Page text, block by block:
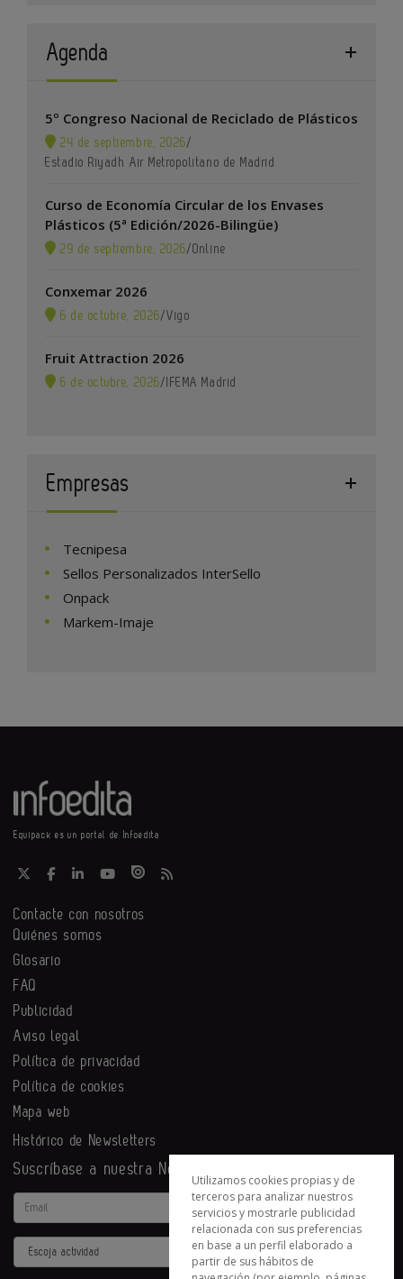
Agenda
5º Congreso Nacional de Reciclado de Plásticos
24 de septiembre, 2026/
Estadio Riyadh Air Metropolitano de Madrid
Curso de Economía Circular de los Envases
Plásticos (5ª Edición/2026-Bilingüe)
29 de septiembre, 2026/Online
Conxemar 2026
6 de octubre, 2026/Vigo
Fruit Attraction 2026
6 de octubre, 2026/ IFEMA Madrid
Empresas
Tecnipesa
Sellos Personalizados InterSello
Onpack
Markem-Imaje
Equipack es un portal de Infoedita
Contacte con nosotros
Quiénes somos
Glosario
FAQ
Publicidad
Aviso legal
Política de privacidad
Política de cookies
Mapa web
Histórico de Newsletters
Suscríbase a nuestra Newsletter
Email
Actividad
Utilizamos cookies propias y de
terceros para analizar nuestros
servicios y mostrarle publicidad
relacionada con sus preferencias
en base a un perfil elaborado a
partir de sus hábitos de